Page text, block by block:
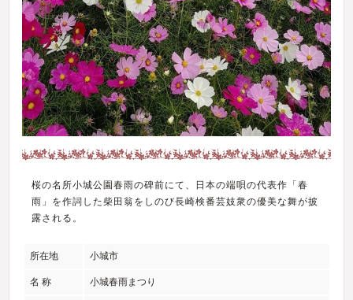
桜の名所小城公園春雨の碑前にて、日本の端唄の代表作「春
雨」を作詞した柴田翁をしのび長崎検番芸妓衆の優美な舞が披
露される。
所在地 小城市
名 称 小城春雨まつり